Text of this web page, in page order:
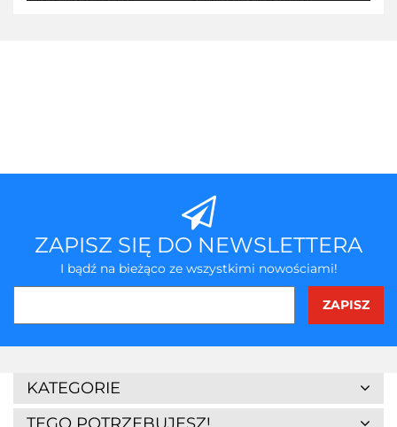
ZAPISZ SIĘ DO NEWSLETTERA
I bądź na bieżąco ze wszystkimi nowościami!
KATEGORIE